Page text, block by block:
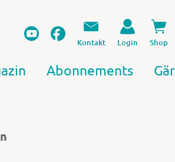
Kontakt Login Shop
Abonnements